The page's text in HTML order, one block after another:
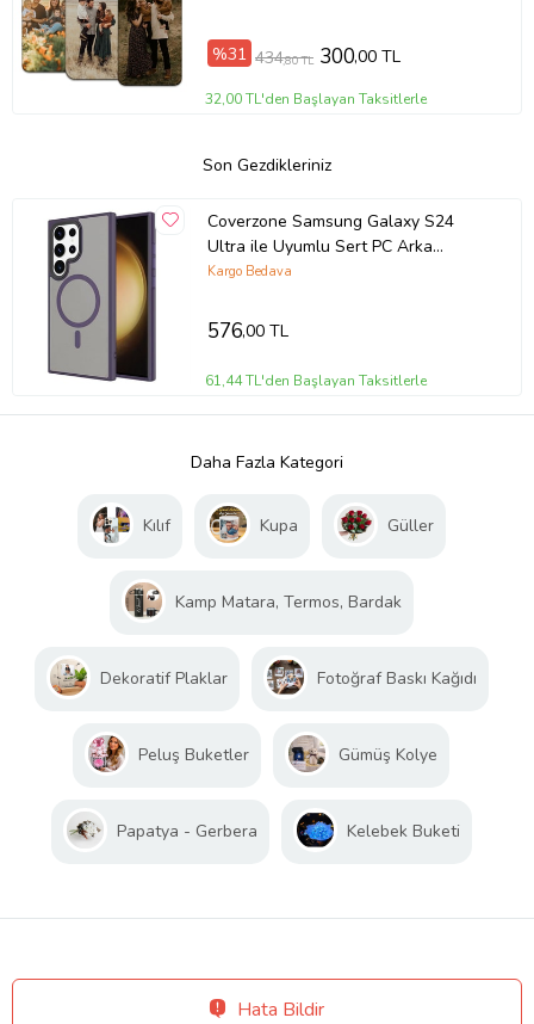
%31 434,80 TL 300,00 TL
32,00 TL'den Başlayan Taksitlerle
Son Gezdikleriniz
Coverzone Samsung Galaxy S24
Ultra ile Uyumlu Sert PC Arka
Y�zey Wireless ?arj �zellikli Buzlu
Kargo Bedava
576,00 TL
61,44 TL'den Başlayan Taksitlerle
Daha Fazla Kategori
Kılıf Kupa Güller
Kamp Matara, Termos, Bardak
Dekoratif Plaklar Fotoğraf Baskı Kağıdı
Peluş Buketler Gümüş Kolye
Papatya - Gerbera Kelebek Buketi
Hata Bildir